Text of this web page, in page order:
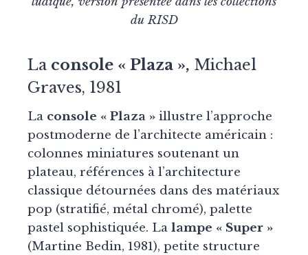
du RISD
La console « Plaza », Michael
Graves, 1981
La console « Plaza » illustre l’approche
postmoderne de l’architecte américain :
colonnes miniatures soutenant un
plateau, références à l’architecture
classique détournées dans des matériaux
pop (stratifié, métal chromé), palette
pastel sophistiquée. La lampe « Super »
(Martine Bedin, 1981), petite structure